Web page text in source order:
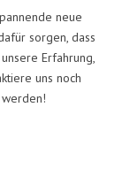
neue
sorgen, dass
Erfahrung,
uns noch